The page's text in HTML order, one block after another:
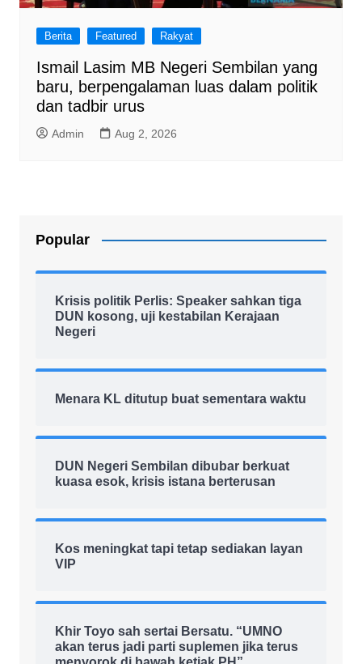
Berita Featured Rakyat
Ismail Lasim MB Negeri Sembilan yang
baru, berpengalaman luas dalam politik
dan tadbir urus
Admin Aug 2, 2026
Popular
Krisis politik Perlis: Speaker sahkan tiga
DUN kosong, uji kestabilan Kerajaan
Negeri
Menara KL ditutup buat sementara waktu
DUN Negeri Sembilan dibubar berkuat
kuasa esok, krisis istana berterusan
Kos meningkat tapi tetap sediakan layan
VIP
Khir Toyo sah sertai Bersatu. “UMNO
akan terus jadi parti suplemen jika terus